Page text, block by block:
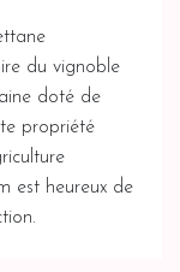
du vignoble
doté de
propriété
est heureux de